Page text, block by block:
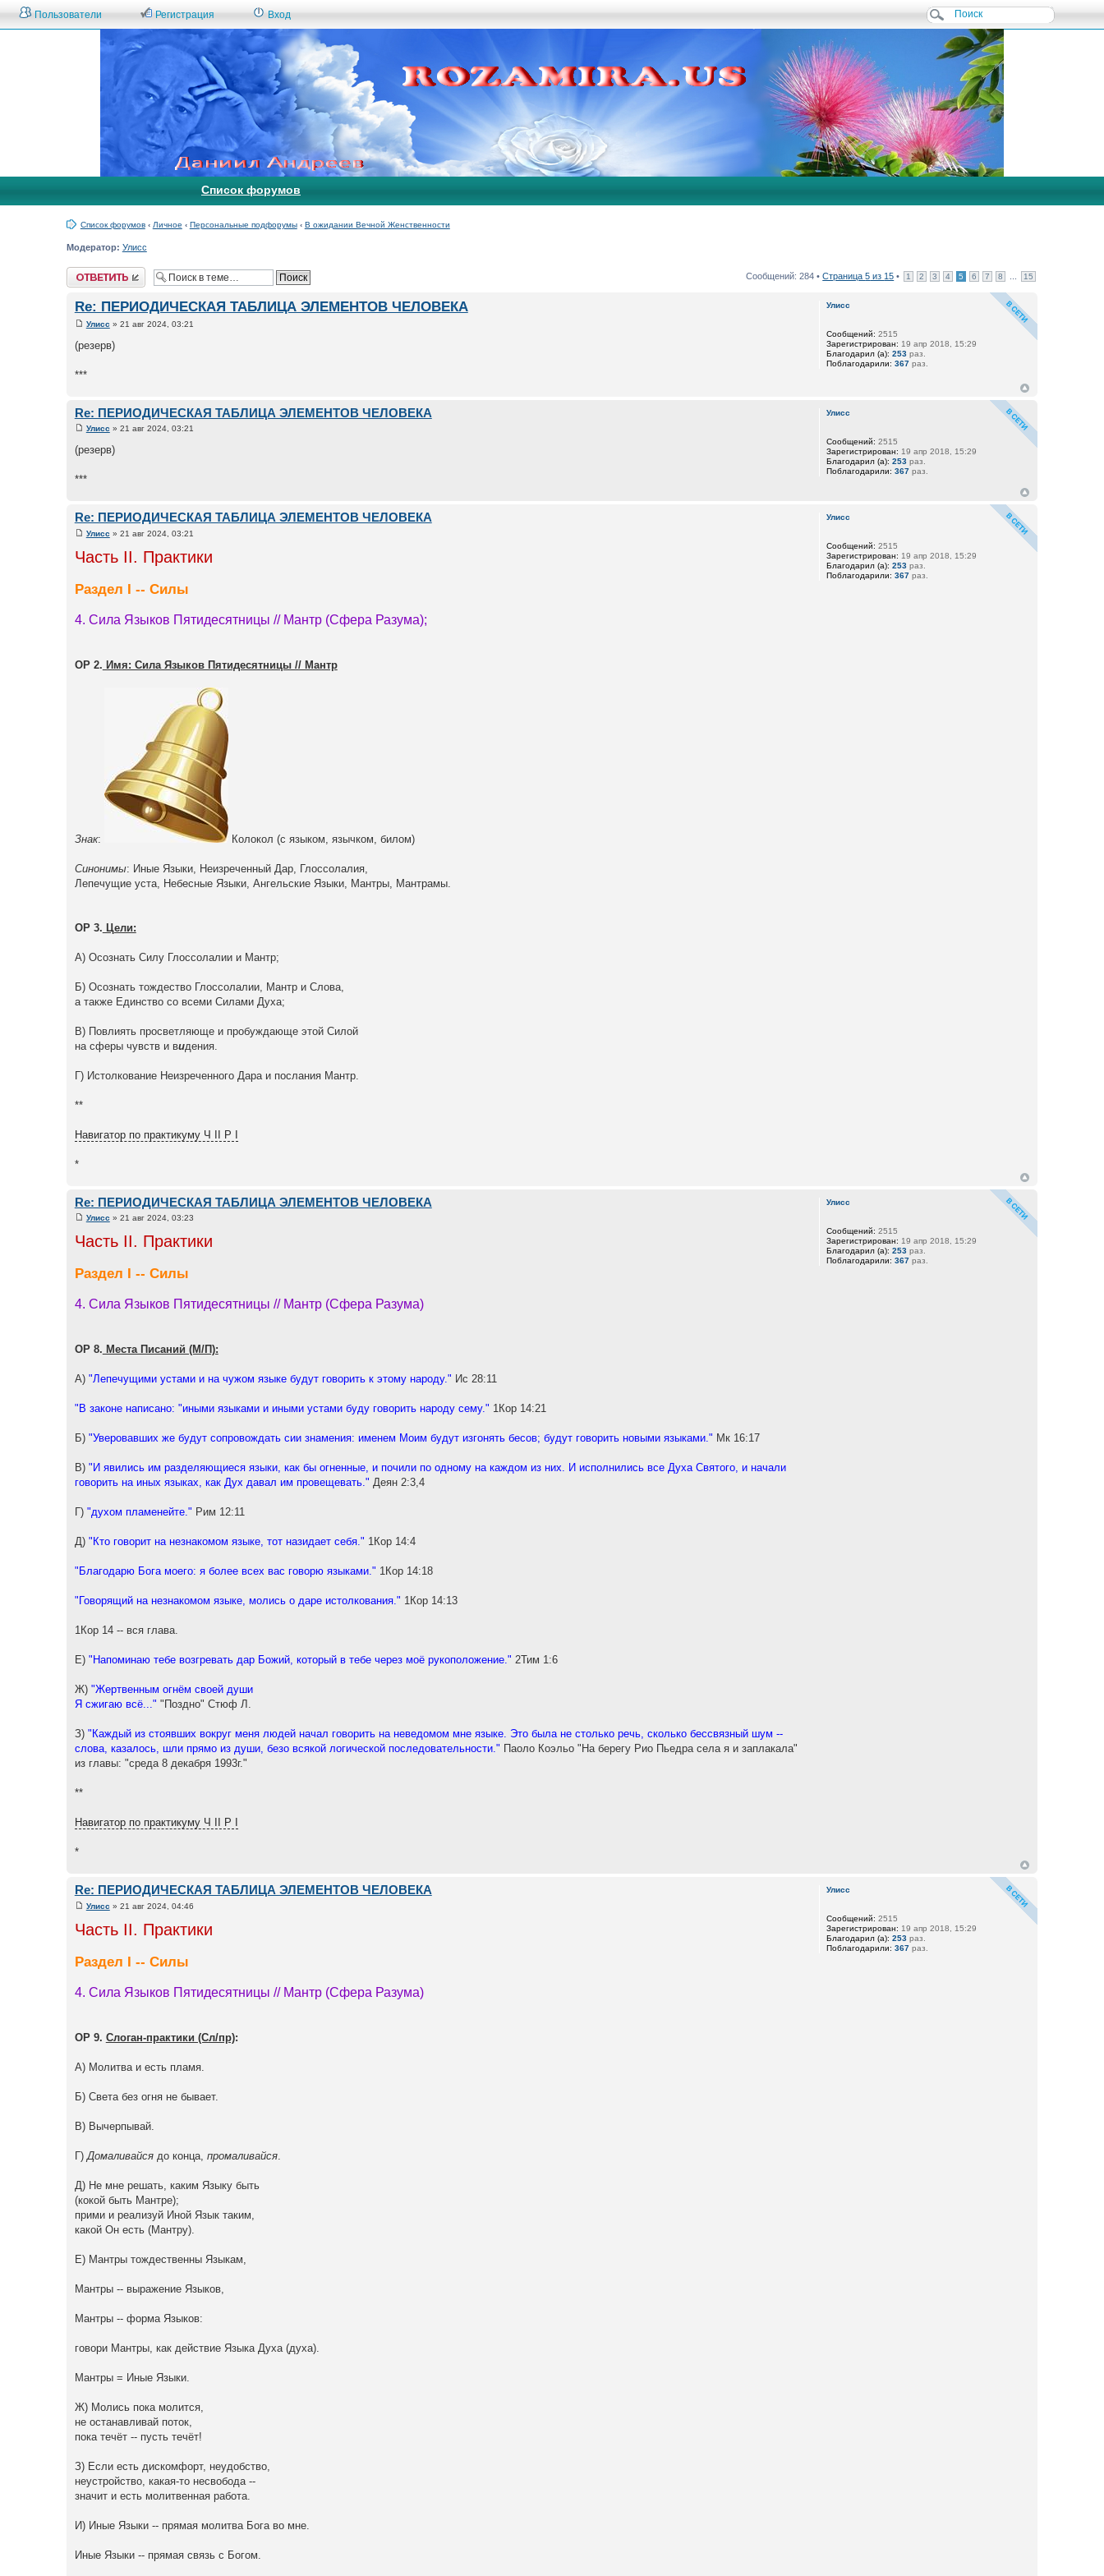
Пользователи Регистрация Вход
Список форумов
Список форумов ‹ Личное ‹ Персональные подфорумы ‹ В ожидании Вечной Женственности
Модератор: Улисс
Ответить Сообщений: 284 •Страница5 из 15 • 1 2 3 4 5 6 7 8 15
Re: ПЕРИОДИЧЕСКАЯ ТАБЛИЦА ЭЛЕМЕНТОВ ЧЕЛОВЕКА
Улисс » 21 авг 2024, 03:21
(резерв)
***
Улисс
Сообщений: 2515
Зарегистрирован: 19 апр 2018, 15:29
Благодарил (а): 253раз.
Поблагодарили: 367раз.
Re: ПЕРИОДИЧЕСКАЯ ТАБЛИЦА ЭЛЕМЕНТОВ ЧЕЛОВЕКА
Улисс » 21 авг 2024, 03:21
(резерв)
***
Улисс
Сообщений: 2515
Зарегистрирован: 19 апр 2018, 15:29
Благодарил (а): 253раз.
Поблагодарили: 367раз.
Re: ПЕРИОДИЧЕСКАЯ ТАБЛИЦА ЭЛЕМЕНТОВ ЧЕЛОВЕКА
Улисс » 21 авг 2024, 03:21
Часть II. Практики
Раздел I -- Силы
4. Сила Языков Пятидесятницы // Мантр (Сфера Разума);
ОР 2. Имя: Сила Языков Пятидесятницы // Мантр
Знак: Колокол (с языком, язычком, билом)
Синонимы: Иные Языки, Неизреченный Дар, Глоссолалия,
Лепечущие уста, Небесные Языки, Ангельские Языки, Мантры, Мантрамы.
ОР 3. Цели:
А) Осознать Силу Глоссолалии и Мантр;
Б) Осознать тождество Глоссолалии, Мантр и Слова,
а также Единство со всеми Силами Духа;
В) Повлиять просветляюще и пробуждающе этой Силой
на сферы чувств и видения.
Г) Истолкование Неизреченного Дара и послания Мантр.
**
Навигатор по практикуму Ч II Р I
*
Улисс
Сообщений: 2515
Зарегистрирован: 19 апр 2018, 15:29
Благодарил (а): 253раз.
Поблагодарили: 367раз.
Re: ПЕРИОДИЧЕСКАЯ ТАБЛИЦА ЭЛЕМЕНТОВ ЧЕЛОВЕКА
Улисс » 21 авг 2024, 03:23
Часть II. Практики
Раздел I -- Силы
4. Сила Языков Пятидесятницы // Мантр (Сфера Разума)
ОР 8. Места Писаний (М/П):
А) "Лепечущими устами и на чужом языке будут говорить к этому народу." Ис 28:11
"В законе написано: "иными языками и иными устами буду говорить народу сему." 1Кор 14:21
Б) "Уверовавших же будут сопровождать сии знамения: именем Моим будут изгонять бесов; будут говорить новыми языками." Мк 16:17
В) "И явились им разделяющиеся языки, как бы огненные, и почили по одному на каждом из них. И исполнились все Духа Святого, и начали
говорить на иных языках, как Дух давал им провещевать." Деян 2:3,4
Г) "духом пламенейте." Рим 12:11
Д)"Кто говорит на незнакомом языке, тот назидает себя." 1Кор 14:4
"Благодарю Бога моего: я более всех вас говорю языками." 1Кор 14:18
"Говорящий на незнакомом языке, молись о даре истолкования." 1Кор 14:13
1Кор 14 -- вся глава.
Е)"Напоминаю тебе возгревать дар Божий, который в тебе через моё рукоположение." 2Тим 1:6
Ж) "Жертвенным огнём своей души
Я сжигаю всё..." "Поздно" Стюф Л.
З) "Каждый из стоявших вокруг меня людей начал говорить на неведомом мне языке. Это была не столько речь, сколько бессвязный шум --
слова, казалось, шли прямо из души, безо всякой логической последовательности." Паоло Коэльо "На берегу Рио Пьедра села я и заплакала"
из главы: "среда 8 декабря 1993г."
**
Навигатор по практикуму Ч II Р I
*
Улисс
Сообщений: 2515
Зарегистрирован: 19 апр 2018, 15:29
Благодарил (а): 253раз.
Поблагодарили: 367раз.
Re: ПЕРИОДИЧЕСКАЯ ТАБЛИЦА ЭЛЕМЕНТОВ ЧЕЛОВЕКА
Улисс » 21 авг 2024, 04:46
Часть II. Практики
Раздел I -- Силы
4. Сила Языков Пятидесятницы // Мантр (Сфера Разума)
ОР 9. Слоган-практики (Сл/пр):
А) Молитва и есть пламя.
Б) Света без огня не бывает.
В) Вычерпывай.
Г) Домаливайсядо конца, промаливайся.
Д) Не мне решать, каким Языку быть
(кокой быть Мантре);
прими и реализуй Иной Язык таким,
какой Он есть (Мантру).
Е) Мантры тождественны Языкам,
Мантры -- выражение Языков,
Мантры -- форма Языков:
говори Мантры, как действие Языка Духа (духа).
Мантры = Иные Языки.
Ж) Молись пока молится,
не останавливай поток,
пока течёт -- пусть течёт!
З) Если есть дискомфорт, неудобство,
неустройство, какая-то несвобода --
значит и есть молитвенная работа.
И) Иные Языки -- прямая молитва Бога во мне.
Иные Языки -- прямая связь с Богом.
Улисс
Сообщений: 2515
Зарегистрирован: 19 апр 2018, 15:29
Благодарил (а): 253раз.
Поблагодарили: 367раз.